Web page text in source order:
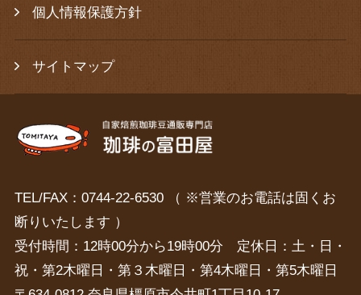
個人情報保護方針
サイトマップ
TEL/FAX：0744-22-6530 （ ※営業のお電話は固くお
断りいたします ）
受付時間：12時00分から19時00分 定休日：土・日・
祝・第2木曜日・第３木曜日・第4木曜日・第5木曜日